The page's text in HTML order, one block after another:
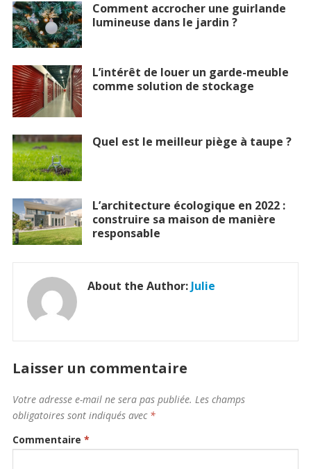
Comment accrocher une guirlande
lumineuse dans le jardin ?
L’intérêt de louer un garde-meuble
comme solution de stockage
Quel est le meilleur piège à taupe ?
L’architecture écologique en 2022 :
construire sa maison de manière
responsable
About the Author: Julie
Laisser un commentaire
Votre adresse e-mail ne sera pas publiée. Les champs
obligatoires sont indiqués avec *
Commentaire *